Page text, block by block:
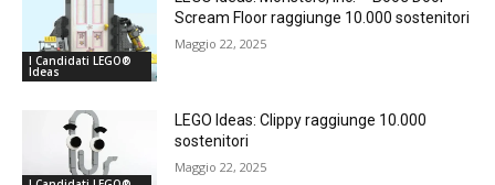
I Candidati LEGO®
Ideas
Scream Floor raggiunge 10.000 sostenitori
Maggio 22, 2025
LEGO Ideas: Clippy raggiunge 10.000
sostenitori
Maggio 22, 2025